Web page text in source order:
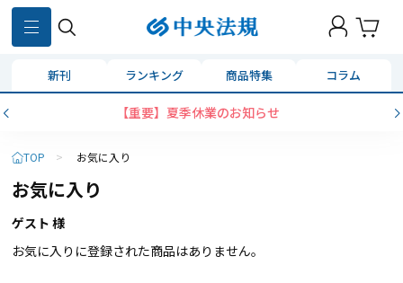
新刊 ランキング 商品特集 コラム
【重要】夏季休業のお知らせ
TOP > お気に入り
お気に入り
ゲスト 様
お気に入りに登録された商品はありません。